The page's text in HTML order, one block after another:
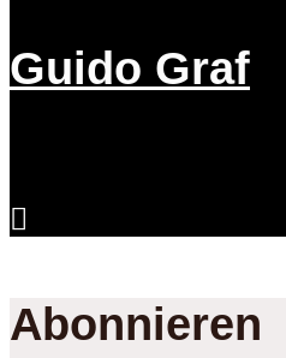
Guido Graf
Abonnieren